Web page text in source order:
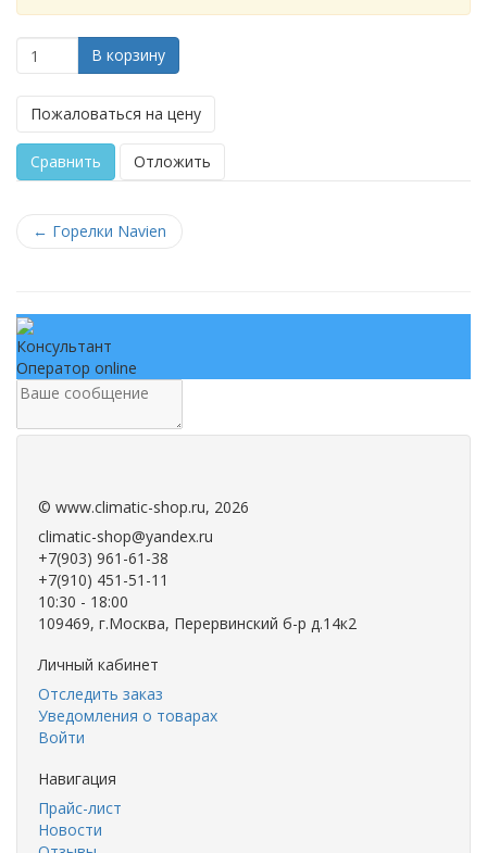
В корзину
Пожаловаться на цену
Сравнить Отложить
← Горелки Navien
Консультант
Оператор online
© www.climatic-shop.ru, 2026
climatic-shop@yandex.ru
+7(903) 961-61-38
+7(910) 451-51-11
10:30 - 18:00
109469, г.Москва, Перервинский б-р д.14к2
Личный кабинет
Отследить заказ
Уведомления о товарах
Войти
Навигация
Прайс-лист
Новости